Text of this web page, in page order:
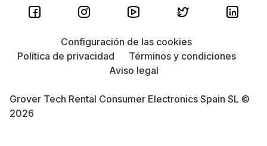
Grover Tech Rental Consumer Electronics Spain SL ©
2026
Configuración de las cookies
Política de privacidad
Términos y condiciones
Aviso legal